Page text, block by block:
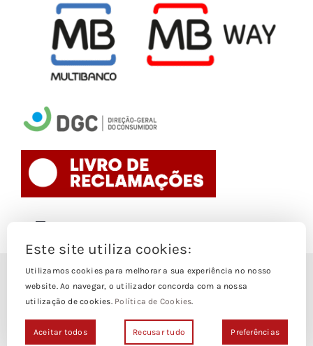
Navigation
Termos e Condições
© Copyright 1988- 2026
Loja Edições Piaget byPiaget Ensino Superior
direitos Reservados | Powered by
Este site utiliza cookies:
Utilizamos cookies para melhorar a sua experiência no nosso
website. Ao navegar, o utilizador concorda com a nossa
utilização de cookies. Política de Cookies.
Aceitar todos Recusar tudo Preferências